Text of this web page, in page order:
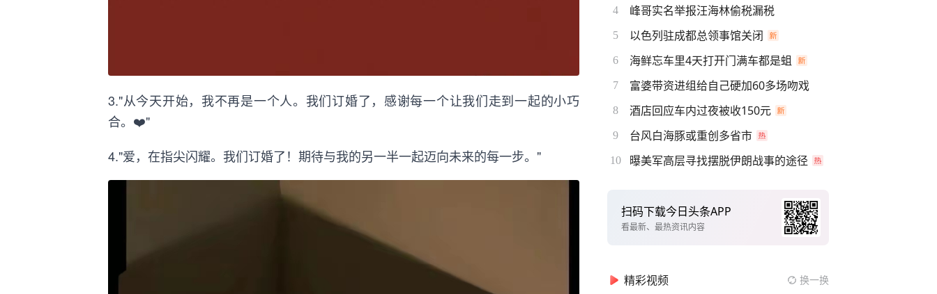
3."从今天开始，我不再是一个人。我们订婚了，感谢每一个让我们走到一起的小巧
合。❤️"
4."爱，在指尖闪耀。我们订婚了！期待与我的另一半一起迈向未来的每一步。"
4 峰哥实名举报汪海林偷税漏税
5 以色列驻成都总领事馆关闭
6 海鲜忘车里4天打开门满车都是蛆
7 富婆带资进组给自己硬加60多场吻戏
8 酒店回应车内过夜被收150元
9 台风白海豚或重创多省市
10 曝美军高层寻找摆脱伊朗战事的途径
扫码下载今日头条APP
看最新、最热资讯内容
精彩视频 换一换